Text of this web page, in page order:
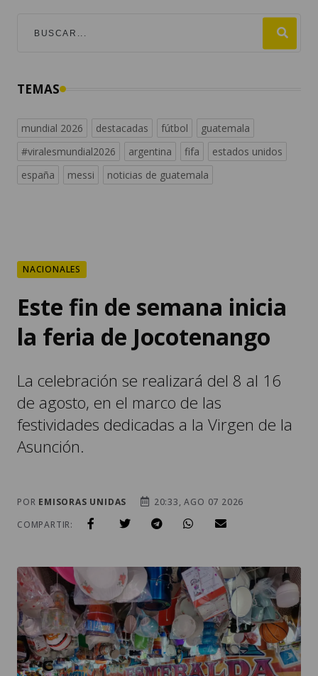
TEMAS
mundial 2026 destacadas fútbol
guatemala
#viralesmundial2026
argentina fifa
estados unidos
españa
messi noticias de guatemala
NACIONALES
Este fin de semana inicia
la feria de Jocotenango
La celebración se realizará del 8 al 16
de agosto, en el marco de las
festividades dedicadas a la Virgen de la
Asunción.
POR EMISORAS UNIDAS
20:33, AGO 07 2026
COMPARTIR: